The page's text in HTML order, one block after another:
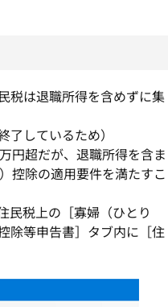
税は退職所得を含めずに集
しているため）
円超だが、退職所得を含ま
控除の適用要件を満たすこ
民税上の［寡婦（ひとり
除等申告書］タブ内に［住